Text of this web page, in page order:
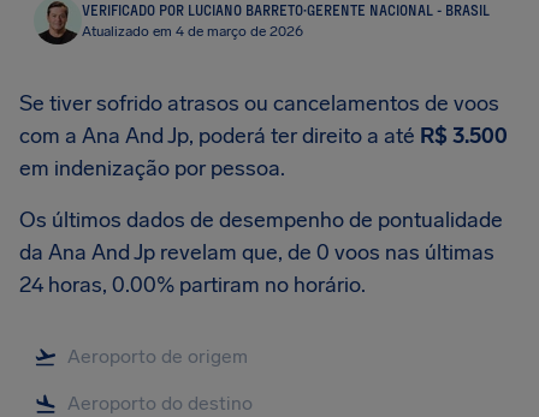
VERIFICADO POR LUCIANO BARRETO·GERENTE NACIONAL - BRASIL
Atualizado em 4 de março de 2026
Se tiver sofrido atrasos ou cancelamentos de voos
com a Ana And Jp, poderá ter direito a até R$ 3.500
em indenização por pessoa.
Os últimos dados de desempenho de pontualidade
da Ana And Jp revelam que, de 0 voos nas últimas
24 horas, 0.00% partiram no horário.